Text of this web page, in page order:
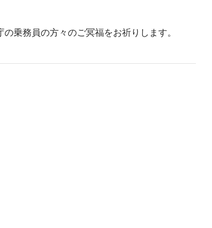
乗務員の方々のご冥福をお祈りします。